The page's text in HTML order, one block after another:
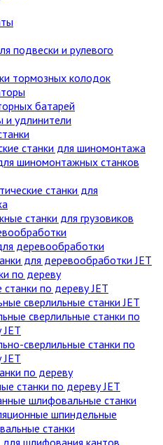
подвески и рулевого
тормозных колодок
батарей
и удлинители
станки для шиномонтажа
шиномонтажных станков
станки для
станки для грузовиков
деревообработки
для деревообработки JET
по дереву
по дереву JET
сверлильные станки JET
сверлильные станки по
JET
сверлильные станки по
JET
по дереву
станки по дереву JET
шлифовальные станки
шпиндельные
станки
для шлифования кантов